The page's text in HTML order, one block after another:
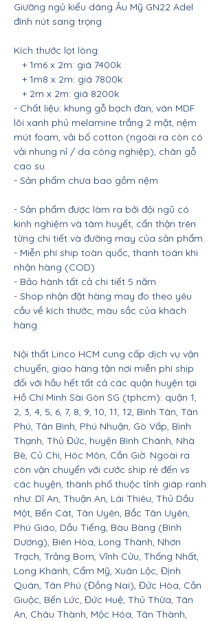
Giường ngủ kiểu dáng Âu Mỹ GN22 Adel
đính nút sang trọng
Kích thước lọt lòng:
+ 1m6 x 2m: giá 7400k
+ 1m8 x 2m: giá 7800k
+ 2m x 2m: giá 8200k
- Chất liệu: khung gỗ bạch đàn, ván MDF
lõi xanh phủ melamine trắng 2 mặt, nệm
mút foam, vải bố cotton (ngoài ra còn có
vải nhung nỉ / da công nghiệp), chân gỗ
cao su.
- Sản phẩm chưa bao gồm nệm
- Sản phẩm được làm ra bởi đội ngũ có
kinh nghiệm và tâm huyết, cẩn thận trên
từng chi tiết và đường may của sản phẩm.
- Miễn phí ship toàn quốc, thanh toán khi
nhận hàng (COD)
- Bảo hành tất cả chi tiết 5 năm
- Shop nhận đặt hàng may đo theo yêu
cầu về kích thước, màu sắc của khách
hàng
Nội thất Linco HCM cung cấp dịch vụ vận
chuyển, giao hàng tận nơi miễn phí ship
đối với hầu hết tất cả các quận huyện tại
Hồ Chí Minh Sài Gòn SG (tphcm): quận 1,
2, 3, 4, 5, 6, 7, 8, 9, 10, 11, 12, Bình Tân, Tân
Phú, Tân Bình, Phú Nhuận, Gò Vấp, Bình
Thạnh, Thủ Đức, huyện Bình Chánh, Nhà
Bè, Củ Chi, Hóc Môn, Cần Giờ. Ngoài ra
còn vận chuyển với cước ship rẻ đến vs
các huyện, thành phố thuộc tỉnh giáp ranh
như: Dĩ An, Thuận An, Lái Thiêu, Thủ Dầu
Một, Bến Cát, Tân Uyên, Bắc Tân Uyên,
Phú Giáo, Dầu Tiếng, Bàu Bàng (Bình
Dương), Biên Hòa, Long Thành, Nhơn
Trạch, Trảng Bom, Vĩnh Cửu, Thống Nhất,
Long Khánh, Cẩm Mỹ, Xuân Lộc, Định
Quán, Tân Phú (Đồng Nai), Đức Hòa, Cần
Giuộc, Bến Lức, Đức Huệ, Thủ Thừa, Tân
An, Châu Thành, Mộc Hóa, Tân Thành,